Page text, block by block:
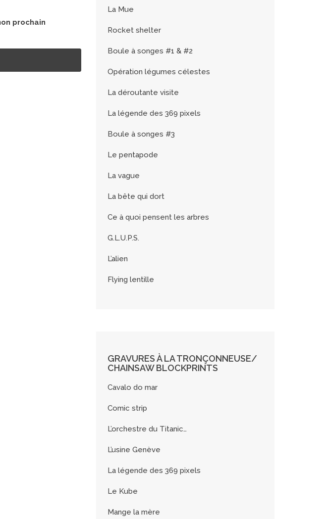
prochain
La Mue
Rocket shelter
Boule à songes #1 & #2
Opération légumes célestes
La déroutante visite
La légende des 369 pixels
Boule à songes #3
Le pentapode
La vague
La bête qui dort
Ce à quoi pensent les arbres
G.L.U.P.S.
L’alien
Flying lentille
GRAVURES À LA TRONÇONNEUSE/
CHAINSAW BLOCKPRINTS
Cavalo do mar
Comic strip
L’orchestre du Titanic…
L’usine Genève
La légende des 369 pixels
Le Kube
Mange la mère